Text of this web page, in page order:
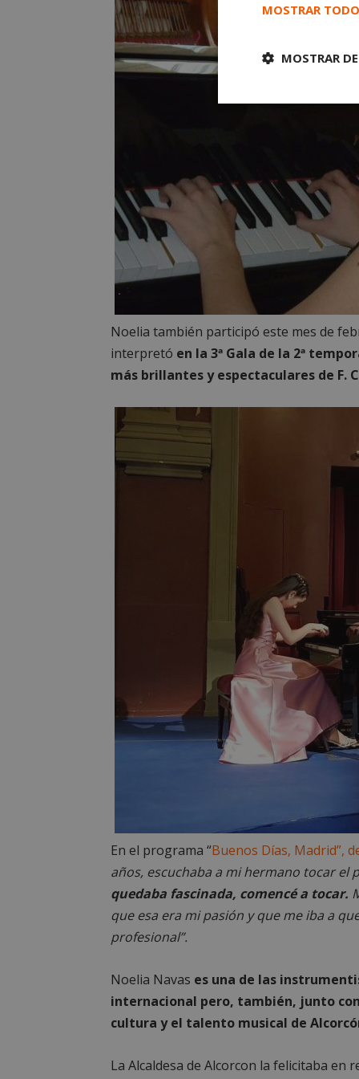
Noelia también participó este mes de
interpretó en la 3ª Gala de la 2ª
más brillantes y espectaculares de F.
En el programa “Buenos Días, Madrid”,
años, escuchaba a mi hermano tocar el
quedaba fascinada, comencé a tocar.
que esa era mi pasión y que me iba a
profesional”.
Noelia Navas es una de las
internacional pero, también, junto
cultura y el talento musical de
La Alcaldesa de Alcorcon la felicitaba en
MOSTRAR
MOSTRAR
Cookies
Las cookies
la gestión de
Nombre
PHPSESSID
sp_t
__cf_bm
Nombre
__gpi
OAID
Nombre
Nombre
__Secure-